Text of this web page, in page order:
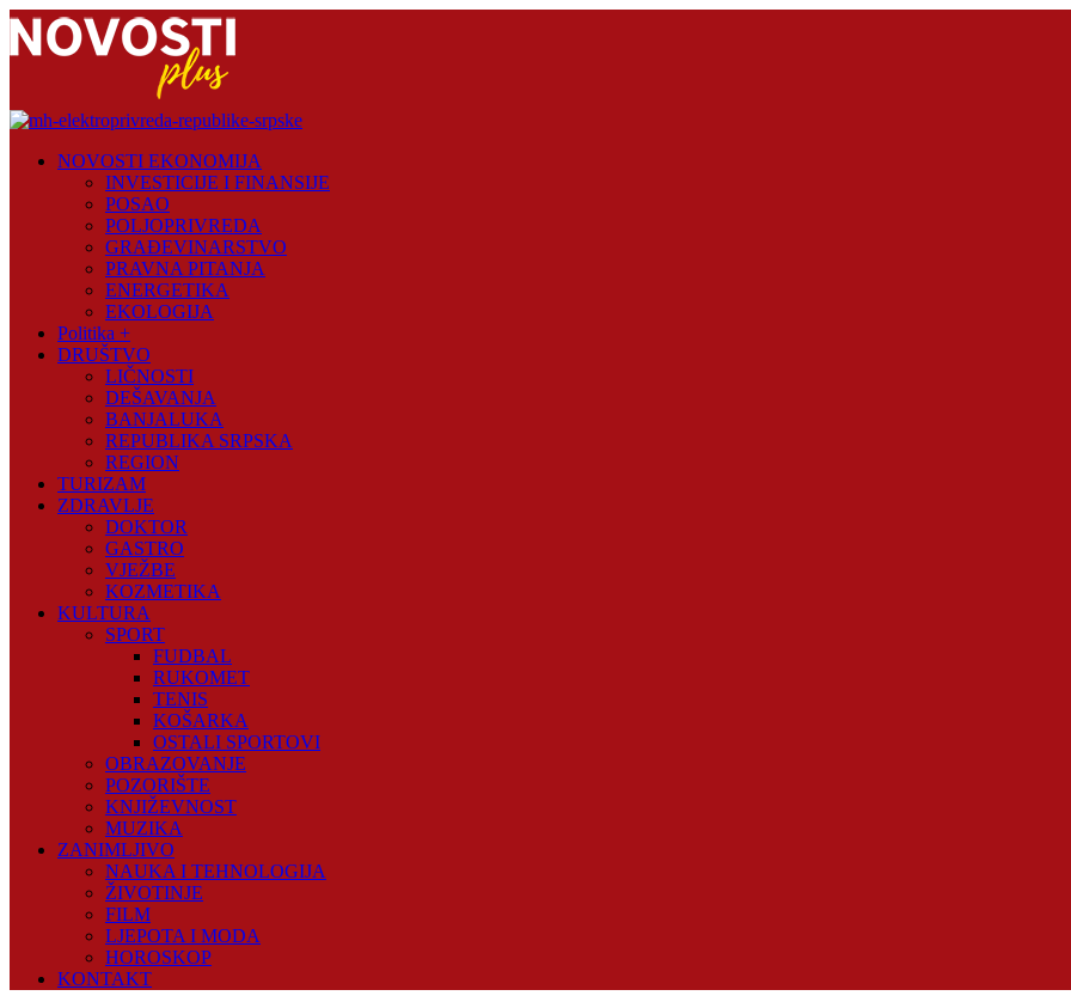
Skip
to
content
Plus
NOVOSTI EKONOMIJA
INVESTICIJE I FINANSIJE
POSAO
POLJOPRIVREDA
GRAĐEVINARSTVO
PRAVNA PITANJA
ENERGETIKA
EKOLOGIJA
Politika +
DRUŠTVO
LIČNOSTI
DEŠAVANJA
BANJALUKA
REPUBLIKA SRPSKA
REGION
TURIZAM
ZDRAVLJE
DOKTOR
GASTRO
VJEŽBE
KOZMETIKA
KULTURA
SPORT
FUDBAL
RUKOMET
TENIS
KOŠARKA
OSTALI SPORTOVI
OBRAZOVANJE
POZORIŠTE
KNJIŽEVNOST
MUZIKA
ZANIMLJIVO
NAUKA I TEHNOLOGIJA
ŽIVOTINJE
FILM
LJEPOTA I MODA
HOROSKOP
KONTAKT